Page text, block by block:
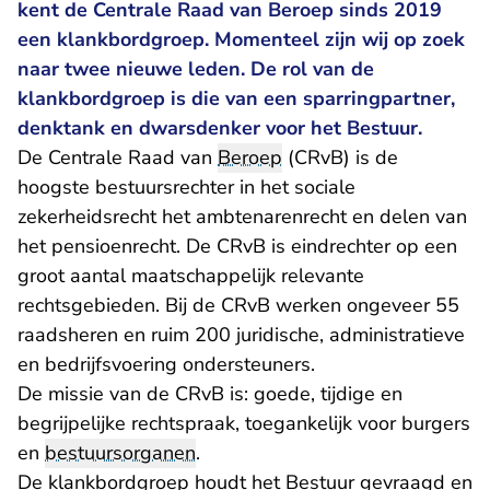
kent de Centrale Raad van Beroep sinds 2019
een klankbordgroep. Momenteel zijn wij op zoek
naar twee nieuwe leden. De rol van de
klankbordgroep is die van een sparringpartner,
denktank en dwarsdenker voor het Bestuur.
De Centrale Raad van Beroep (CRvB) is de
hoogste bestuursrechter in het sociale
zekerheidsrecht het ambtenarenrecht en delen van
het pensioenrecht. De CRvB is eindrechter op een
groot aantal maatschappelijk relevante
rechtsgebieden. Bij de CRvB werken ongeveer 55
raadsheren en ruim 200 juridische, administratieve
en bedrijfsvoering ondersteuners.
De missie van de CRvB is: goede, tijdige en
begrijpelijke rechtspraak, toegankelijk voor burgers
en bestuursorganen.
De klankbordgroep houdt het Bestuur gevraagd en